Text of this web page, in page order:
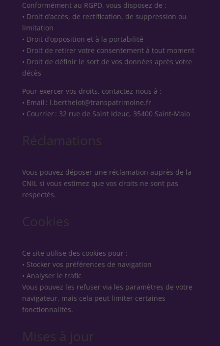
Conformément au RGPD, vous disposez de :
• Droit d’accès, de rectification, de suppression ou
limitation
• Droit d’opposition et à la portabilité
• Droit de retirer votre consentement à tout moment
• Droit de définir le sort de vos données après votre
décès
Pour exercer vos droits, contactez-nous à :
• Email : l.berthelot@transpatrimoine.fr
• Courrier : 32 rue de Saint Ideuc, 35400 Saint‑Malo
Réclamations
Vous pouvez déposer une réclamation auprès de la
CNIL si vous estimez que vos droits ne sont pas
respectés.
Cookies
Ce site utilise des cookies pour :
• Stocker vos préférences de navigation
• Analyser le trafic
Vous pouvez les refuser via les paramètres de votre
navigateur, mais cela peut limiter certaines
fonctionnalités.
Mises à jour